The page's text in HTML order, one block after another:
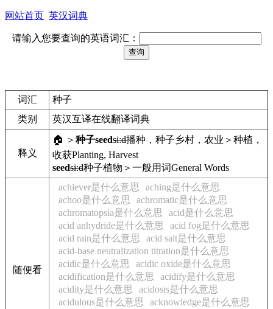
网站首页 英汉词典
请输入您要查询的英语词汇：
词汇
种子
类别
英汉互译在线翻译词典
释义
🏠 ＞ 种子seedsiːd播种，种子乡村，农业＞种植，
收获Planting, Harvest
seedsiːd种子植物＞一般用词General Words
随便看
achiever是什么意思
aching是什么意思
achoo是什么意思
achromatic是什么意思
achromatopsia是什么意思
acid是什么意思
acid anhydride是什么意思
acid fog是什么意思
acid rain是什么意思
acid salt是什么意思
acid-base neutralization titration是什么意思
acidic是什么意思
acidic oxide是什么意思
acidification是什么意思
acidify是什么意思
acidity是什么意思
acidosis是什么意思
acidulous是什么意思
acknowledge是什么意思